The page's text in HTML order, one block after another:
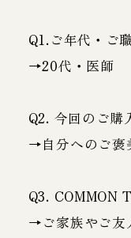
Q1.ご年代・ご
→20代・医師
Q2. 今回のご
→自分へのご褒
Q3. COMMON
→ご家族やご友